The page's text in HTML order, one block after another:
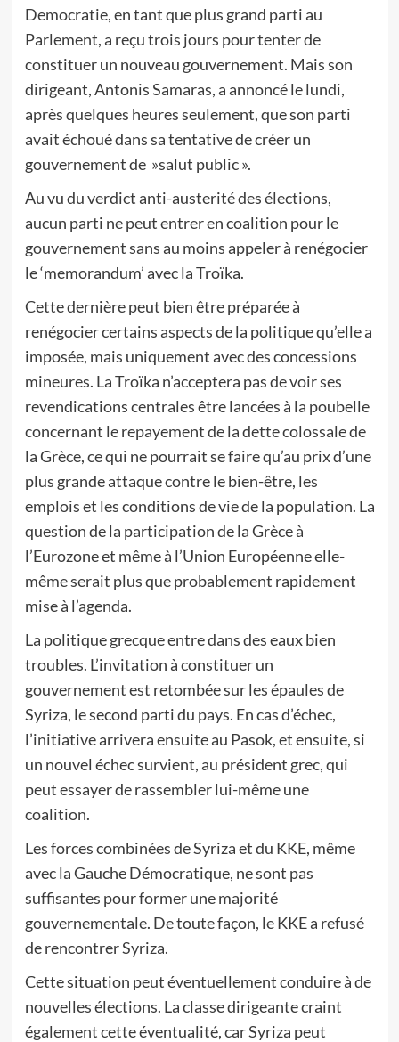
Democratie, en tant que plus grand parti au
Parlement, a reçu trois jours pour tenter de
constituer un nouveau gouvernement. Mais son
dirigeant, Antonis Samaras, a annoncé le lundi,
après quelques heures seulement, que son parti
avait échoué dans sa tentative de créer un
gouvernement de »salut public ».
Au vu du verdict anti-austerité des élections,
aucun parti ne peut entrer en coalition pour le
gouvernement sans au moins appeler à renégocier
le ‘memorandum’ avec la Troïka.
Cette dernière peut bien être préparée à
renégocier certains aspects de la politique qu’elle a
imposée, mais uniquement avec des concessions
mineures. La Troïka n’acceptera pas de voir ses
revendications centrales être lancées à la poubelle
concernant le repayement de la dette colossale de
la Grèce, ce qui ne pourrait se faire qu’au prix d’une
plus grande attaque contre le bien-être, les
emplois et les conditions de vie de la population. La
question de la participation de la Grèce à
l’Eurozone et même à l’Union Européenne elle-
même serait plus que probablement rapidement
mise à l’agenda.
La politique grecque entre dans des eaux bien
troubles. L’invitation à constituer un
gouvernement est retombée sur les épaules de
Syriza, le second parti du pays. En cas d’échec,
l’initiative arrivera ensuite au Pasok, et ensuite, si
un nouvel échec survient, au président grec, qui
peut essayer de rassembler lui-même une
coalition.
Les forces combinées de Syriza et du KKE, même
avec la Gauche Démocratique, ne sont pas
suffisantes pour former une majorité
gouvernementale. De toute façon, le KKE a refusé
de rencontrer Syriza.
Cette situation peut éventuellement conduire à de
nouvelles élections. La classe dirigeante craint
également cette éventualité, car Syriza peut